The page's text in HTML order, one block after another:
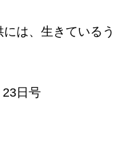
は、生きているう
日号